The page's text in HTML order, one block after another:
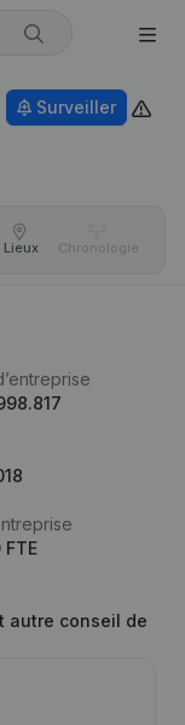
Surveiller
Lieux Chronologie
FTE
autre conseil de